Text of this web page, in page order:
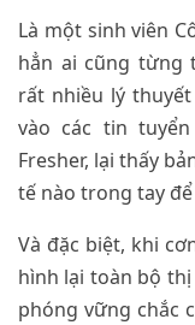
Là một sinh viên
hẳn ai cũng từng
rất nhiều lý
vào các tin
Fresher, lại thấy
tế nào trong tay để
Và đặc biệt, khi
hình lại toàn bộ
phóng vững chắc